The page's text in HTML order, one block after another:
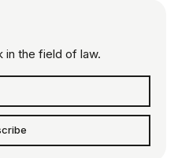
in the field of law.